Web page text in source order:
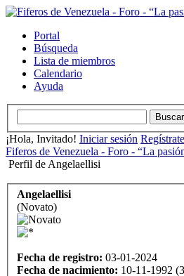
Portal
Búsqueda
Lista de miembros
Calendario
Ayuda
¡Hola, Invitado! Iniciar sesión Regístrate
Fiferos de Venezuela - Foro - “La
Perfil de Angelaellisi
Angelaellisi
(Novato)
Fecha de registro: 03-01-2024
Fecha de nacimiento: 10-11-1992